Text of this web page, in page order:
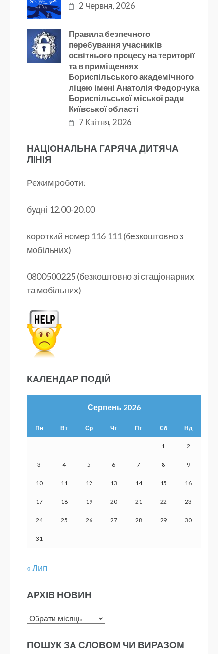
2 Червня, 2026
Правила безпечного
перебування учасників
освітнього процесу на території
та в приміщеннях
Бориспільського академічного
ліцею імені Анатолія Федорчука
Бориспільської міської ради
Київської області
7 Квітня, 2026
НАЦІОНАЛЬНА ГАРЯЧА ДИТЯЧА
ЛІНІЯ
Режим роботи:
будні 12.00-20.00
короткий номер 116 111 (безкоштовно з
мобільних)
0800500225 (безкоштовно зі стаціонарних
та мобільних)
КАЛЕНДАР ПОДІЙ
Серпень 2026
Пн Вт Ср Чт Пт Сб Нд
1 2
3 4 5 6 7 8 9
10 11 12 13 14 15 16
17 18 19 20 21 22 23
24 25 26 27 28 29 30
31
« Лип
АРХІВ НОВИН
Архів
ПОШУК ЗА СЛОВОМ ЧИ ВИРАЗОМ